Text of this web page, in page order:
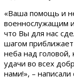
«Ваша помощь и
военнослужащим
что Вы для нас
шагом
неба над головой,
удачи во всех
нами!», – написали